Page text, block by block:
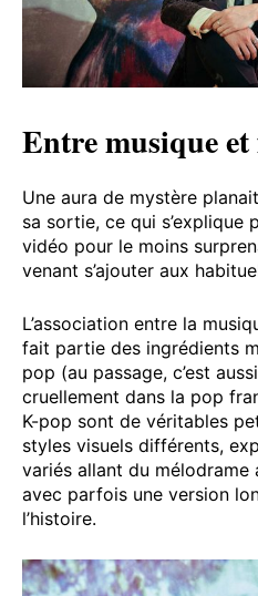
Entre musique
Une aura de mystère
sa sortie, ce qui s’explique
vidéo pour le moins
venant s’ajouter aux
L’association entre la
fait partie des ingrédients
pop (au passage, c’est
cruellement dans la pop
K-pop sont de véritables
styles visuels différents,
variés allant du mélodrame
avec parfois une version
l’histoire.